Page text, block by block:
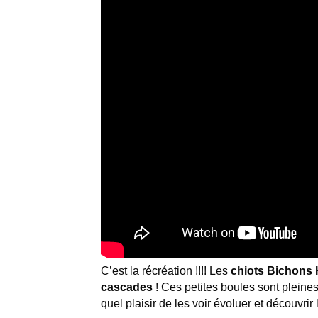
C’est la récréation !!!! Les chiots Bichons
cascades ! Ces petites boules sont
quel plaisir de les voir évoluer et découvrir